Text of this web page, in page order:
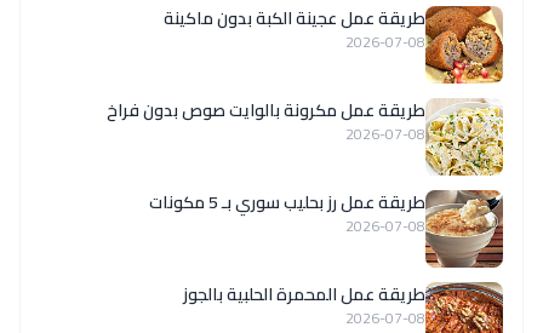
طريقة عمل عجينة الكبة بدون ماكينة
2026-07-08
طريقة عمل مكرونة بالوايت صوص بدون فراخ
2026-07-08
طريقة عمل رز بحليب سوري بـ 5 مكونات
2026-07-08
طريقة عمل المحمرة الحلبية بالجوز
2026-07-08